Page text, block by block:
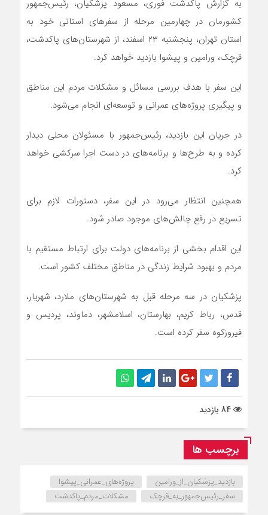
به گزارش پاکدشت فوری، مسعود پزشکیان، رئیس‌جمهور
کشورمان در چهارمین مرحله از سفرهای استانی خود به
استان تهران، پنجشنبه ۲۳ اسفند، از شهرستان‌های پاکدشت،
قرچک، ورامین و پیشوا بازدید خواهد کرد.
این سفر با هدف بررسی مسائل و مشکلات مردم این مناطق
و پیگیری پروژه‌های عمرانی و توسعه‌ای انجام می‌شود.
در جریان این بازدید، رئیس‌جمهور با مسئولان محلی دیدار
کرده و به طرح‌ها و برنامه‌های در دست اجرا سرکشی خواهد
کرد.
همچنین انتظار می‌رود در این سفر، دستورات لازم برای
تسریع در رفع چالش‌های موجود صادر شود.
این اقدام بخشی از برنامه‌های دولت برای ارتباط مستقیم با
مردم و بهبود شرایط زندگی در مناطق مختلف کشور است.
پزشکیان در سه مرحله قبل به شهرستان‌های ملارد، شهریار،
قدس، رباط کریم، بهارستان، اسلامشهر، دماوند، پردیس و
فیروزکوه سفر کرده است.
برچسب ها
بازدید_پزشکیان_از_ورامین
پروژه‌های_عمرانی_پیشوا
سفر_رئیس‌جمهور_به_قرچک
مشکلات_مردم_پاکدشت